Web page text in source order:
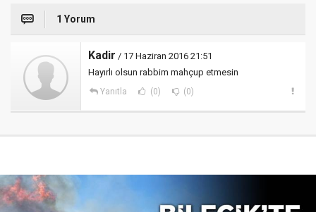
1 Yorum
Kadir / 17 Haziran 2016 21:51
Hayırlı olsun rabbim mahçup etmesin
Yanıtla (0) (0)